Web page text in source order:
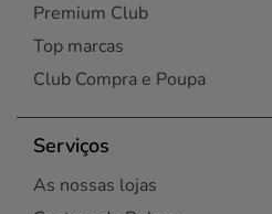
Premium Club
Top marcas
Club Compra e Poupa
Serviços
As nossas lojas